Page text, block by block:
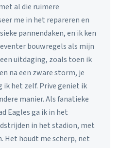
al die ruimere
me in het repareren en
pannendaken, en ik ken
bouwregels als mijn
uitdaging, zoals toen ik
na een zware storm, je
ik het zelf. Prive geniet ik
manier. Als fanatieke
Eagles ga ik in het
in het stadion, met
Het houdt me scherp, net